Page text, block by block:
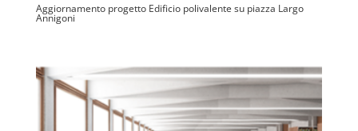
Aggiornamento progetto Edificio polivalente su piazza Largo
Annigoni